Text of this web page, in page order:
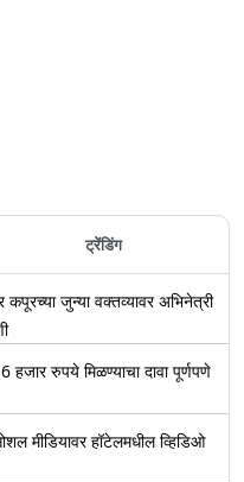
स्पर्धा
ट्रेंडिंग
जुन्या वक्तव्यावर अभिनेत्री
हजार रुपये मिळण्याचा दावा पूर्णपणे
हॉटेलमधील व्हिडिओ